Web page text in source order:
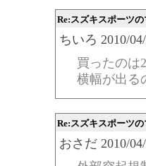
Re:スズキスポーツ
ちいろ 2010/
買ったのは
横幅が出る
Re:スズキスポーツ
おさだ 2010/